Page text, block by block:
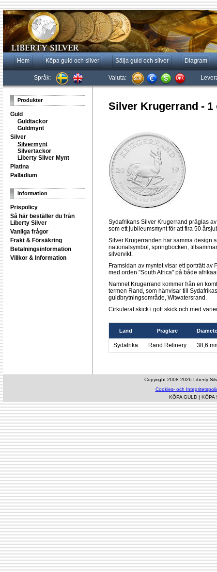
Hem Köpa guld och silver Sälja guld och silver Diagram
Språk: Valuta:
Produkter
Guld
Guldtackor
Guldmynt
Silver
Silvermynt
Silvertackor
Liberty Silver Mynt
Platina
Palladium
Information
Prispolicy
Så här beställer du från
Liberty Silver
Vanliga frågor
Frakt & Försäkring
Betalningsinformation
Villkor & Information
Silver Krugerrand - 1
Sydafrikans Silver Krugerrand präglas
som ett jubileumsmynt för att fira 50
Silver Krugerranden har samma design
nationalsymbol, springbocken,
silvervikt.
Framsidan av myntet visar ett porträtt av
med orden "South Africa" på både
Namnet Krugerrand kommer från en
termen Rand, som hänvisar till
guldbrytningsområde, Witwatersrand.
Cirkulerat skick i gott skick och med
Land Präglare
Sydafrika Rand Refinery 38,6
Copyright 2008-2026 Liberty
Cookies- och
KÖPA GULD| KÖPA